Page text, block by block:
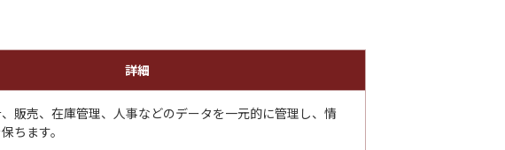
詳細
販売、在庫管理、人事などのデータを一元的に管理し、情
ちます。